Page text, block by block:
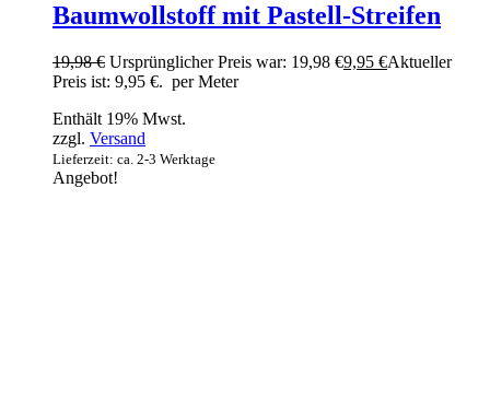
Baumwollstoff mit Pastell-Streifen
19,98€ Ursprünglicher Preis war: 19,98 €9,95 €Aktueller
Preis ist: 9,95 €. per Meter
Enthält 19% Mwst.
zzgl. Versand
Lieferzeit: ca. 2-3 Werktage
Angebot!